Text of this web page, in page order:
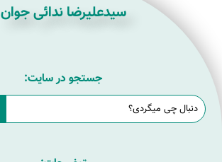
سیدعلیرضا ندائی جوان
جستجو در سایت: